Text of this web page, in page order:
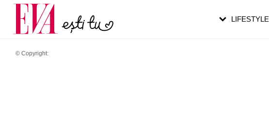
© Copyright:
LIFESTYLE
Carieră
Actualitate
pe măsură ce înaintezi în vârstă